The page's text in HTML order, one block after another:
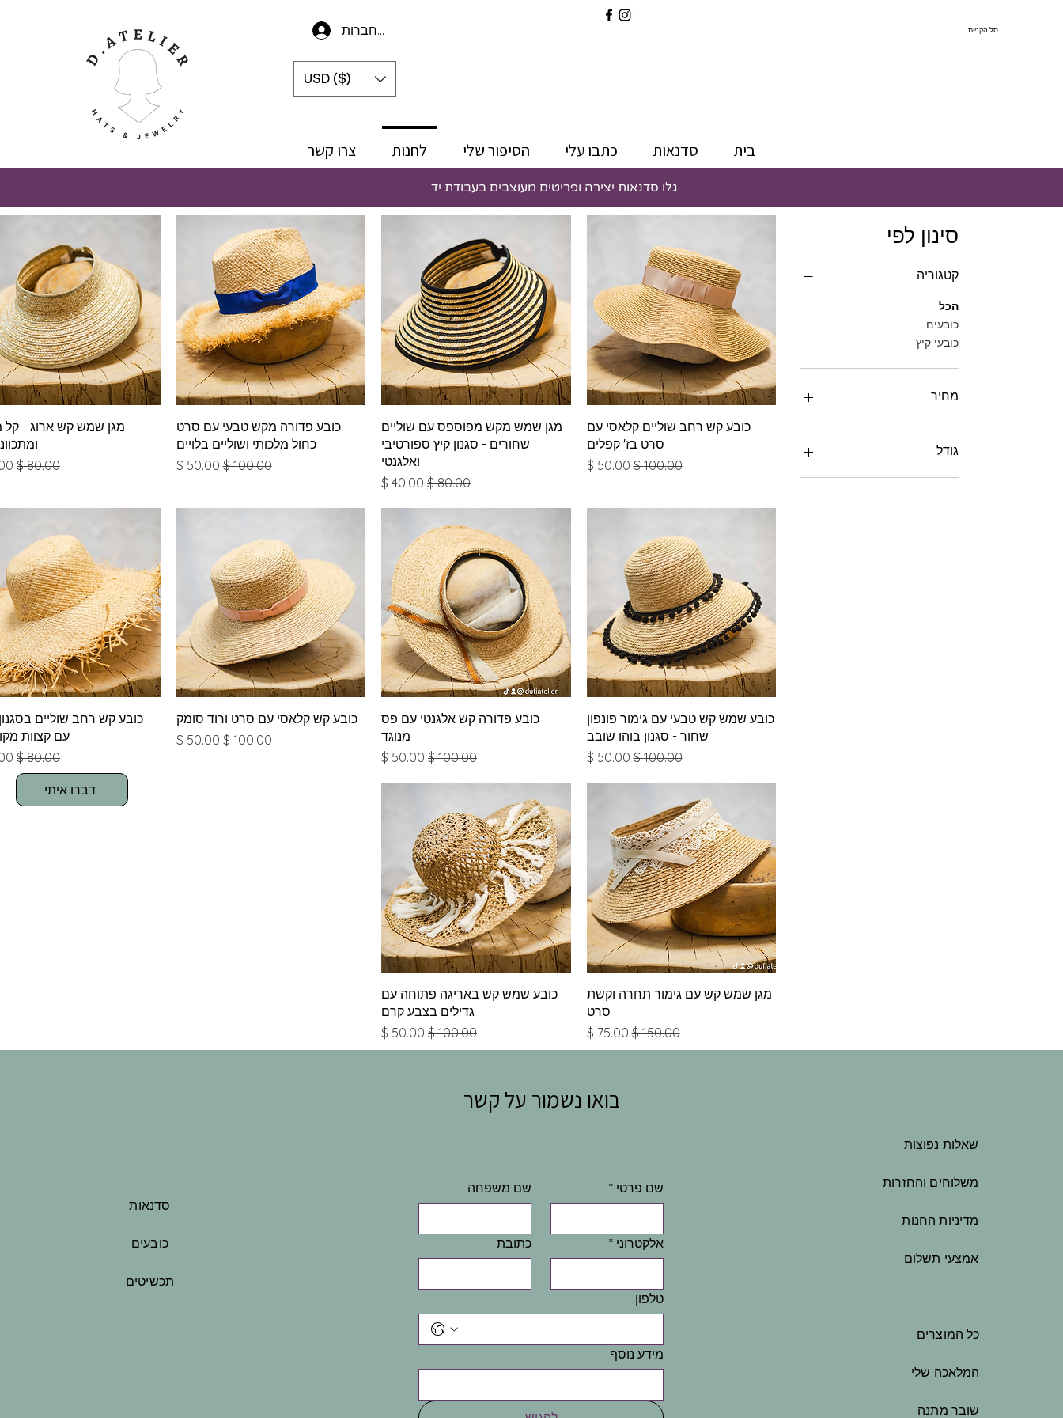
להתחברות
USD ($)
צרו קשר לחנות הסיפור שלי כתבו עלי סדנאות בית
סל הקניות
גלו סדנאות יצירה ופריטים מעוצבים בעבודת יד
דברו איתי
סינון לפי
קטגוריה
הכל
כובעים
כובעי קיץ
מחיר
גודל
XL
תצוגה מהירה
כובע קש רחב שוליים קלאסי עם
סרט בז' קפלים
מחיר רגיל‏100.00 ‏$ מחיר מבצע
תצוגה מהירה
מגן שמש מקש מפוספס עם שוליים
שחורים - סגנון קיץ ספורטיבי
ואלגנטי
מחיר רגילמחיר מבצע
תצוגה מהירה
כובע פדורה מקש טבעי עם סרט
כחול מלכותי ושוליים בלויים
מחיר רגיל‏100.00 ‏$ מחיר מבצע
תצוגה מהירה
מגן שמש קש ארוג -
מחיר רגיל
תצוגה מהירה
כובע שמש קש טבעי עם גימור פונפון
שחור - סגנון בוהו שובב
מחיר רגיל‏100.00 ‏$ מחיר מבצע
תצוגה מהירה
כובע פדורה קש אלגנטי עם פס
מנוגד
מחיר רגיל מחיר מבצע
תצוגה מהירה
כובע קש קלאסי עם סרט ורוד סומק
מחיר רגיל‏100.00 ‏$ מחיר מבצע
תצוגה מהירה
כובע קש רחב שוליים
עם קצוות
מחיר רגיל
תצוגה מהירה
מגן שמש קש עם גימור תחרה וקשת
סרט
מחיר רגיל‏150.00 ‏$ מחיר מבצע
תצוגה מהירה
כובע שמש קש באריגה פתוחה עם
גדילים בצבע קרם
מחיר רגיל מחיר מבצע
סדנאות
כובעים
תכשיטים
בואו נשמור על קשר
שם פרטי * שם משפחה
אלקטרוני * כתובת
טלפון
מידע נוסף
שאלות נפוצות
משלוחים והחזרות
מדיניות החנות
אמצעי תשלום
כל המוצרים
המלאכה שלי
שובר מתנה